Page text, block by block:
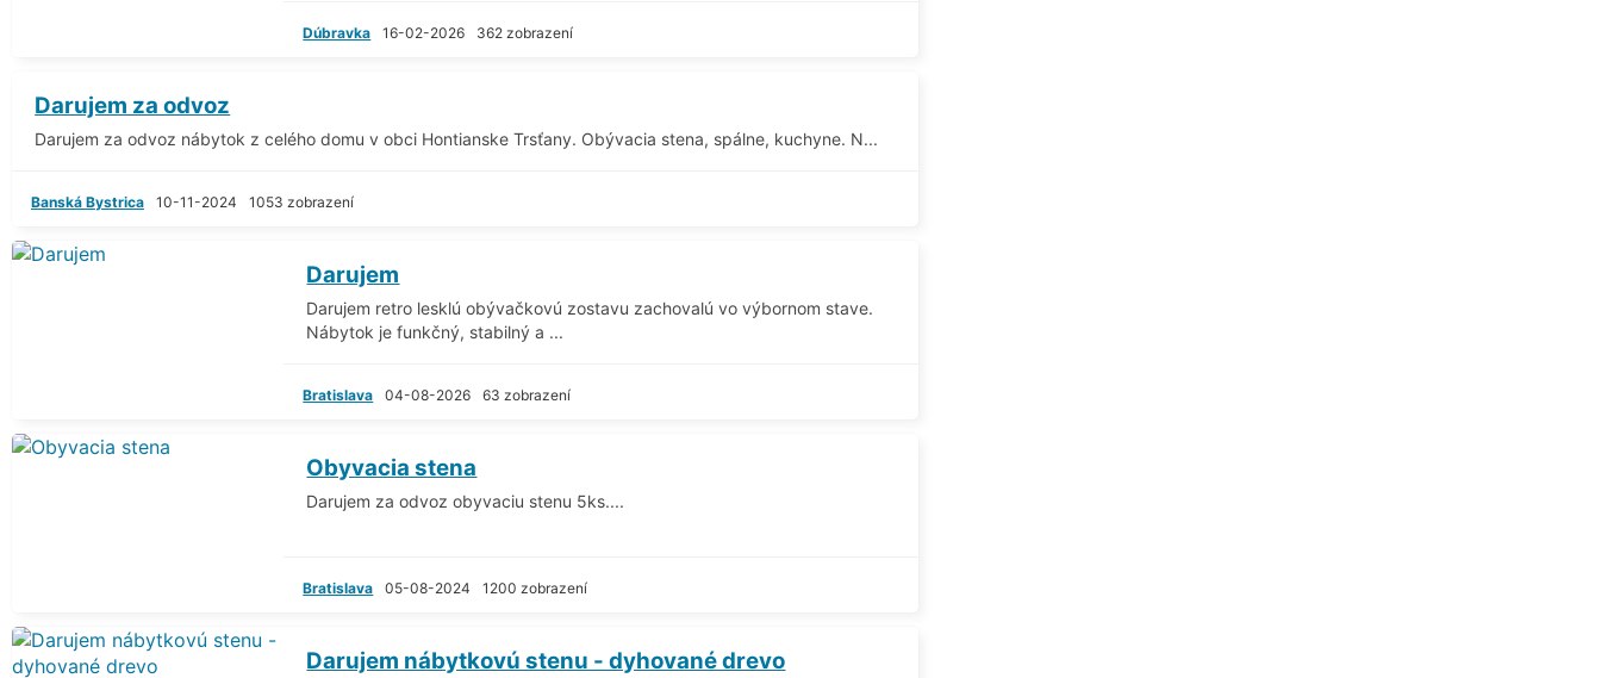
Dúbravka 16-02-2026 362 zobrazení
Darujem za odvoz
Darujem za odvoz nábytok z celého domu v obci Hontianske Trsťany. Obývacia stena, spálne, kuchyne. N...
Banská Bystrica 10-11-2024 1053 zobrazení
Darujem
Darujem retro lesklú obývačkovú zostavu zachovalú vo výbornom stave.
Nábytok je funkčný, stabilný a ...
Bratislava 04-08-2026 63 zobrazení
Obyvacia stena
Darujem za odvoz obyvaciu stenu 5ks....
Bratislava 05-08-2024 1200 zobrazení
Darujem nábytkovú stenu - dyhované drevo